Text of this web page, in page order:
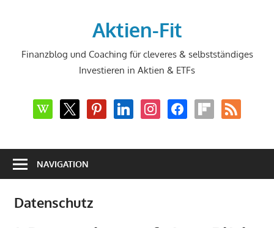
Aktien-Fit
Finanzblog und Coaching für cleveres & selbstständiges
Investieren in Aktien & ETFs
wikipedia
x pinterestlinkedininstagramfacebookflipboard
rss
NAVIGATION
Datenschutz